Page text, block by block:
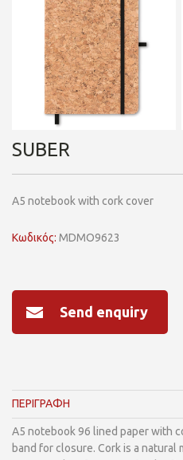
SUBER
A5 notebook with cork cover
Κωδικός: MDMO9623
Send enquiry
ΠΕΡΙΓΡΑΦΗ
A5 notebook 96 lined paper with
band for closure. Cork is a